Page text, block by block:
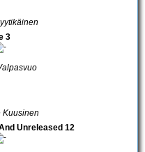
3
Kuusinen
Unreleased 12